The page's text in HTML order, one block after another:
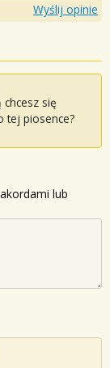
Wyślij opinie
się
tej piosence?
lub